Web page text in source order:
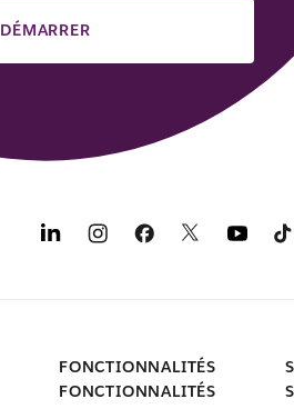
DÉMARRER
FONCTIONNALITÉS
FONCTIONNALITÉS